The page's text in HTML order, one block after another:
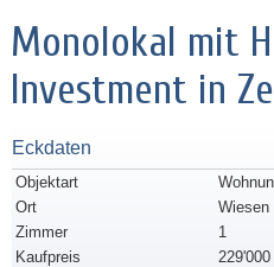
Monolokal mit
Investment in
Eckdaten
Objektart
Ort
Wiesen
Zimmer
1
Kaufpreis
229'000